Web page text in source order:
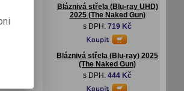
Bláznivá střela (Blu-ray UHD)
2025 (The Naked Gun)
s DPH: 719 Kč
Bláznivá střela (Blu-ray) 2025
(The Naked Gun)
s DPH: 444 Kč